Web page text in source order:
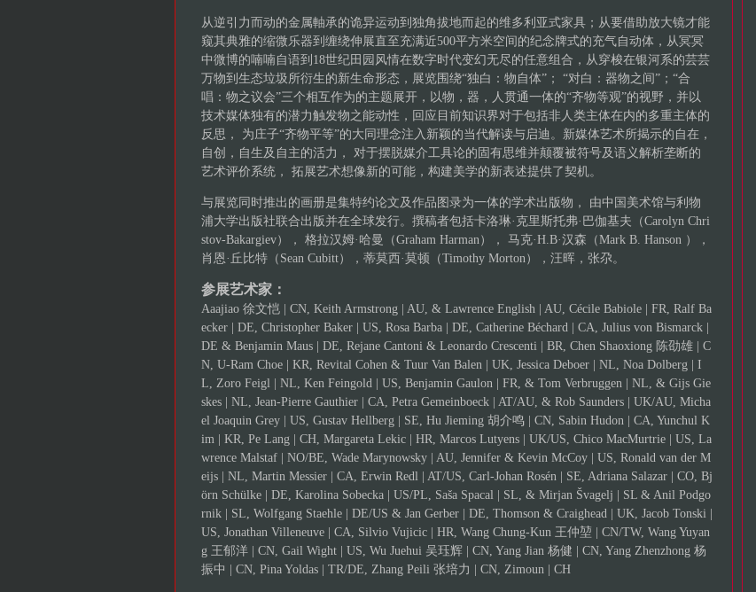
从逆引力而动的金属軸承的诡异运动到独角拔地而起的维多利亚式家具；从要借助放大镜才能
窥其典雅的缩微乐器到缠绕伸展直至充满近500平方米空间的纪念牌式的充气自动体，从冥冥
中微博的喃喃自语到18世纪田园风情在数字时代变幻无尽的任意组合，从穿梭在银河系的芸芸
万物到生态垃圾所衍生的新生命形态，展览围绕“独白：物自体”； “对白：器物之间”；“合
唱：物之议会”三个相互作为的主题展开，以物，器，人贯通一体的“齐物等观”的视野，并以
技术媒体独有的潜力触发物之能动性，回应目前知识界对于包括非人类主体在内的多重主体的
反思， 为庄子“齐物平等”的大同理念注入新颖的当代解读与启迪。新媒体艺术所揭示的自在，
自创，自生及自主的活力， 对于摆脱媒介工具论的固有思维并颠覆被符号及语义解析垄断的
艺术评价系统， 拓展艺术想像新的可能，构建美学的新表述提供了契机。
与展览同时推出的画册是集特约论文及作品图录为一体的学术出版物， 由中国美术馆与利物
浦大学出版社联合出版并在全球发行。撰稿者包括卡洛琳·克里斯托弗·巴伽基夫（Carolyn Chri
stov-Bakargiev）， 格拉汉姆·哈曼（Graham Harman）， 马克·H.B·汉森（Mark B. Hanson ），
肖恩·丘比特（Sean Cubitt），蒂莫西·莫顿（Timothy Morton），汪晖，张尕。
参展艺术家：
Aaajiao 徐文恺 | CN, Keith Armstrong | AU, & Lawrence English | AU, Cécile Babiole | FR, Ralf Ba
ecker | DE, Christopher Baker | US, Rosa Barba | DE, Catherine Béchard | CA, Julius von Bismarck |
DE & Benjamin Maus | DE, Rejane Cantoni & Leonardo Crescenti | BR, Chen Shaoxiong 陈劭雄 | C
N, U-Ram Choe | KR, Revital Cohen & Tuur Van Balen | UK, Jessica Deboer | NL, Noa Dolberg | I
L, Zoro Feigl | NL, Ken Feingold | US, Benjamin Gaulon | FR, & Tom Verbruggen | NL, & Gijs Gie
skes | NL, Jean-Pierre Gauthier | CA, Petra Gemeinboeck | AT/AU, & Rob Saunders | UK/AU, Micha
el Joaquin Grey | US, Gustav Hellberg | SE, Hu Jieming 胡介鸣 | CN, Sabin Hudon | CA, Yunchul K
im | KR, Pe Lang | CH, Margareta Lekic | HR, Marcos Lutyens | UK/US, Chico MacMurtrie | US, La
wrence Malstaf | NO/BE, Wade Marynowsky | AU, Jennifer & Kevin McCoy | US, Ronald van der M
eijs | NL, Martin Messier | CA, Erwin Redl | AT/US, Carl-Johan Rosén | SE, Adriana Salazar | CO, Bj
örn Schülke | DE, Karolina Sobecka | US/PL, Saša Spacal | SL, & Mirjan Švagelj | SL & Anil Podgo
rnik | SL, Wolfgang Staehle | DE/US & Jan Gerber | DE, Thomson & Craighead | UK, Jacob Tonski |
US, Jonathan Villeneuve | CA, Silvio Vujicic | HR, Wang Chung-Kun 王仲堃 | CN/TW, Wang Yuyan
g 王郁洋 | CN, Gail Wight | US, Wu Juehui 吴珏辉 | CN, Yang Jian 杨健 | CN, Yang Zhenzhong 杨
振中 | CN, Pina Yoldas | TR/DE, Zhang Peili 张培力 | CN, Zimoun | CH